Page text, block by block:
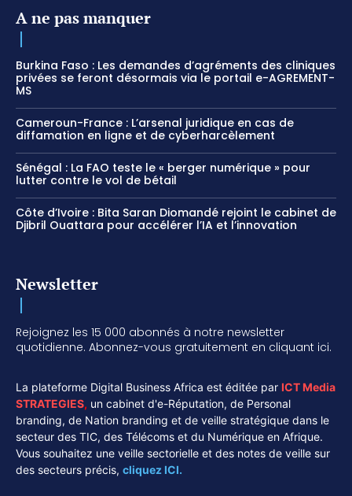
A ne pas manquer
Burkina Faso : Les demandes d’agréments des cliniques
privées se feront désormais via le portail e-AGREMENT-
MS
Cameroun-France : L’arsenal juridique en cas de
diffamation en ligne et de cyberharcèlement
Sénégal : La FAO teste le « berger numérique » pour
lutter contre le vol de bétail
Côte d’Ivoire : Bita Saran Diomandé rejoint le cabinet de
Djibril Ouattara pour accélérer l’IA et l’innovation
Newsletter
Rejoignez les 15 000 abonnés à notre newsletter
quotidienne. Abonnez-vous gratuitement en cliquant ici.
La plateforme Digital Business Africa est éditée par ICT Media
STRATEGIES, un cabinet d'e-Réputation, de Personal
branding, de Nation branding et de veille stratégique dans le
secteur des TIC, des Télécoms et du Numérique en Afrique.
Vous souhaitez une veille sectorielle et des notes de veille sur
des secteurs précis, cliquez ICI.